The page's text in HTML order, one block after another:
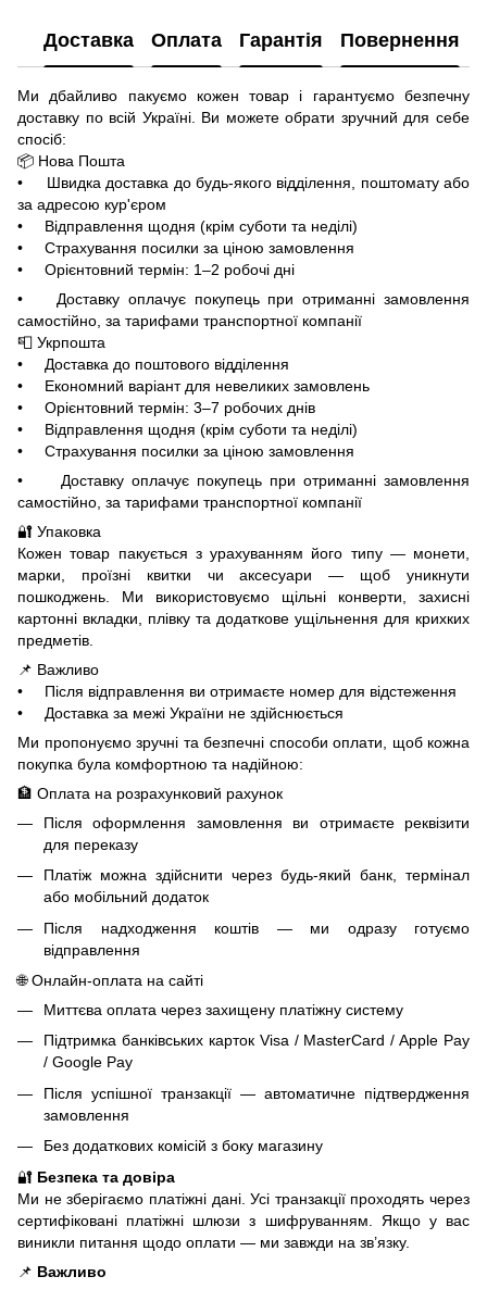
Доставка Оплата Гарантія Повернення
Ми дбайливо пакуємо кожен товар і гарантуємо безпечну
доставку по всій Україні. Ви можете обрати зручний для себе
спосіб:
📦 Нова Пошта
• Швидка доставка до будь-якого відділення, поштомату або
за адресою кур'єром
• Відправлення щодня (крім суботи та неділі)
• Страхування посилки за ціною замовлення
• Орієнтовний термін: 1–2 робочі дні
• Доставку оплачує покупець при отриманні замовлення
самостійно, за тарифами транспортної компанії
📮 Укрпошта
• Доставка до поштового відділення
• Економний варіант для невеликих замовлень
• Орієнтовний термін: 3–7 робочих днів
• Відправлення щодня (крім суботи та неділі)
• Страхування посилки за ціною замовлення
• Доставку оплачує покупець при отриманні замовлення
самостійно, за тарифами транспортної компанії
🔐 Упаковка
Кожен товар пакується з урахуванням його типу — монети,
марки, проїзні квитки чи аксесуари — щоб уникнути
пошкоджень. Ми використовуємо щільні конверти, захисні
картонні вкладки, плівку та додаткове ущільнення для крихких
предметів.
📌 Важливо
• Після відправлення ви отримаєте номер для відстеження
• Доставка за межі України не здійснюється
Ми пропонуємо зручні та безпечні способи оплати, щоб кожна
покупка була комфортною та надійною:
🏦 Оплата на розрахунковий рахунок
Після оформлення замовлення ви отримаєте реквізити
для переказу
Платіж можна здійснити через будь-який банк, термінал
або мобільний додаток
Після надходження коштів — ми одразу готуємо
відправлення
🌐 Онлайн-оплата на сайті
Миттєва оплата через захищену платіжну систему
Підтримка банківських карток Visa / MasterCard / Apple Pay
/ Google Pay
Після успішної транзакції — автоматичне підтвердження
замовлення
Без додаткових комісій з боку магазину
🔐 Безпека та довіра
Ми не зберігаємо платіжні дані. Усі транзакції проходять через
сертифіковані платіжні шлюзи з шифруванням. Якщо у вас
виникли питання щодо оплати — ми завжди на зв’язку.
📌 Важливо